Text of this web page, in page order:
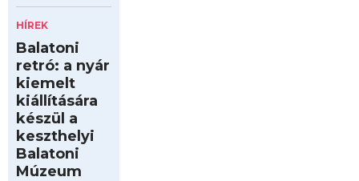
HÍREK
Balatoni
retró: a nyár
kiemelt
kiállítására
készül a
keszthelyi
Balatoni
Múzeum